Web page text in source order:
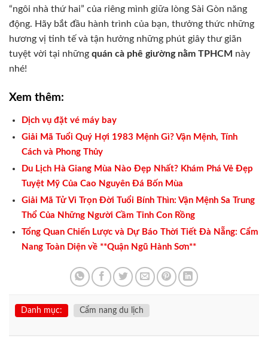
“ngôi nhà thứ hai” của riêng mình giữa lòng Sài Gòn năng
động. Hãy bắt đầu hành trình của bạn, thưởng thức những
hương vị tinh tế và tận hưởng những phút giây thư giãn
tuyệt vời tại những quán cà phê giường nằm TPHCM này
nhé!
Xem thêm:
Dịch vụ đặt vé máy bay
Giải Mã Tuổi Quý Hợi 1983 Mệnh Gì? Vận Mệnh, Tính
Cách và Phong Thủy
Du Lịch Hà Giang Mùa Nào Đẹp Nhất? Khám Phá Vẻ Đẹp
Tuyệt Mỹ Của Cao Nguyên Đá Bốn Mùa
Giải Mã Tử Vi Trọn Đời Tuổi Bính Thìn: Vận Mệnh Sa Trung
Thổ Của Những Người Cầm Tinh Con Rồng
Tổng Quan Chiến Lược và Dự Báo Thời Tiết Đà Nẵng: Cẩm
Nang Toàn Diện về **Quận Ngũ Hành Sơn**
Danh mục: Cẩm nang du lịch